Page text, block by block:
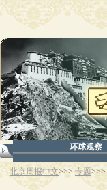
环球观察
北京周报中文>>> 专题>>>